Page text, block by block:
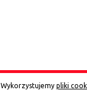
Wykorzystujemy pliki